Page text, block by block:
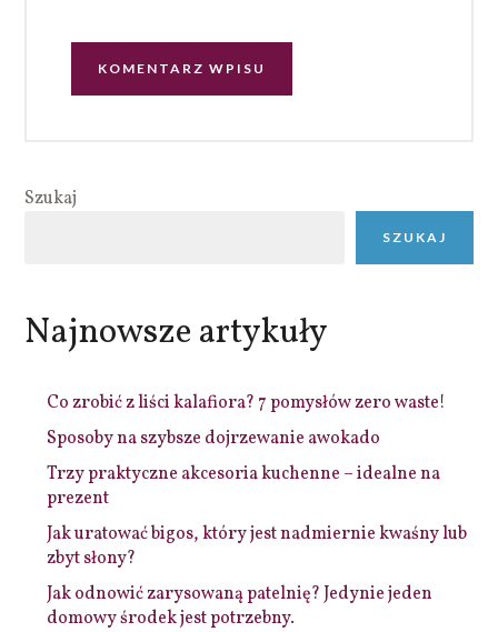
Szukaj
SZUKAJ
Najnowsze artykuły
Co zrobić z liści kalafiora? 7 pomysłów zero waste!
Sposoby na szybsze dojrzewanie awokado
Trzy praktyczne akcesoria kuchenne – idealne na
prezent
Jak uratować bigos, który jest nadmiernie kwaśny lub
zbyt słony?
Jak odnowić zarysowaną patelnię? Jedynie jeden
domowy środek jest potrzebny.